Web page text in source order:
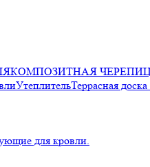
КОМПОЗИТНАЯ
УтеплительТеррасная
для кровли.